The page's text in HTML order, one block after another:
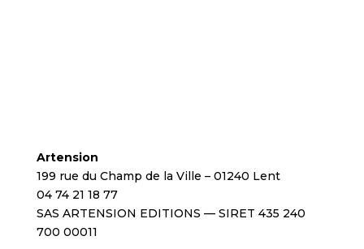
Artension
199 rue du Champ de la Ville – 01240 Lent
04 74 21 18 77
SAS ARTENSION EDITIONS — SIRET 435 240
700 00011